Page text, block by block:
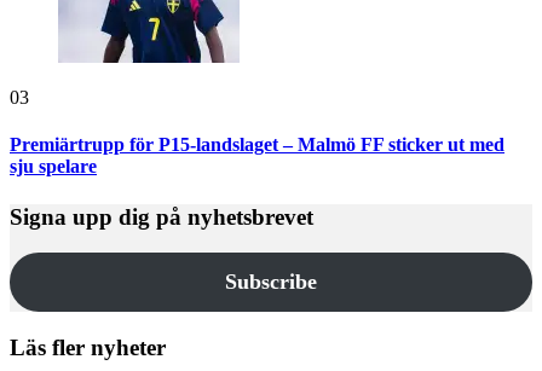
03
Premiärtrupp för P15-landslaget – Malmö FF sticker ut med
sju spelare
Signa upp dig på nyhetsbrevet
Subscribe
Läs fler nyheter